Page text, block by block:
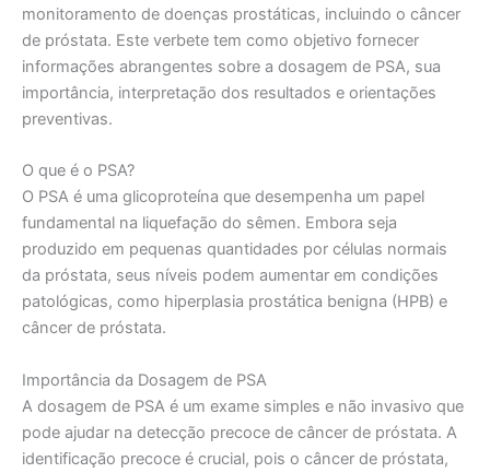
monitoramento de doenças prostáticas, incluindo o câncer
de próstata. Este verbete tem como objetivo fornecer
informações abrangentes sobre a dosagem de PSA, sua
importância, interpretação dos resultados e orientações
preventivas.
O que é o PSA?
O PSA é uma glicoproteína que desempenha um papel
fundamental na liquefação do sêmen. Embora seja
produzido em pequenas quantidades por células normais
da próstata, seus níveis podem aumentar em condições
patológicas, como hiperplasia prostática benigna (HPB) e
câncer de próstata.
Importância da Dosagem de PSA
A dosagem de PSA é um exame simples e não invasivo que
pode ajudar na detecção precoce de câncer de próstata. A
identificação precoce é crucial, pois o câncer de próstata,